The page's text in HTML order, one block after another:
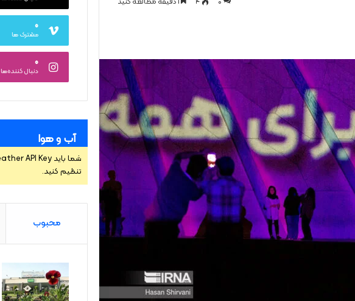
۰
مشترک ها
۰
دنبال کننده‌ها
آب و هوا
تنظیم کنید.
محبوب